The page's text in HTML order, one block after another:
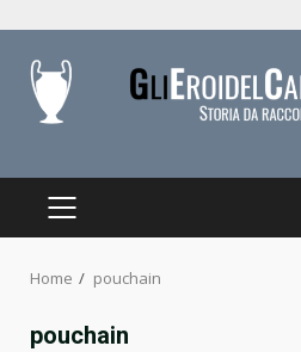
content
PRIMARY
Home pouchain
pouchain